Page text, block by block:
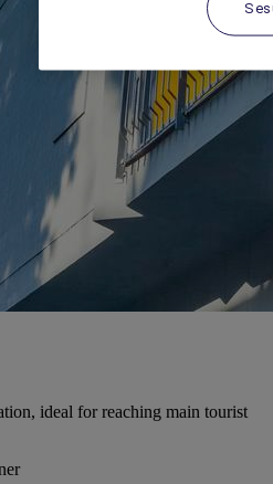
ideal for reaching main tourist